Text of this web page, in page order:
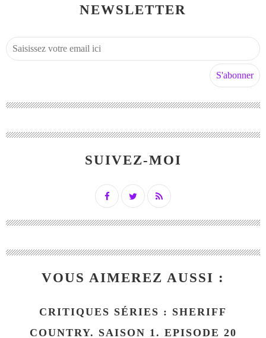
NEWSLETTER
SUIVEZ-MOI
VOUS AIMEREZ AUSSI :
CRITIQUES SÉRIES : SHERIFF
COUNTRY. SAISON 1. EPISODE 20